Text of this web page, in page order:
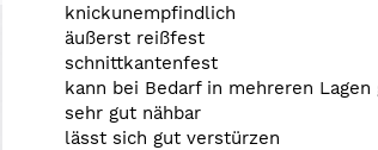
knickunempfindlich
äußerst reißfest
schnittkantenfest
kann bei Bedarf in mehreren
sehr gut nähbar
lässt sich gut verstürzen